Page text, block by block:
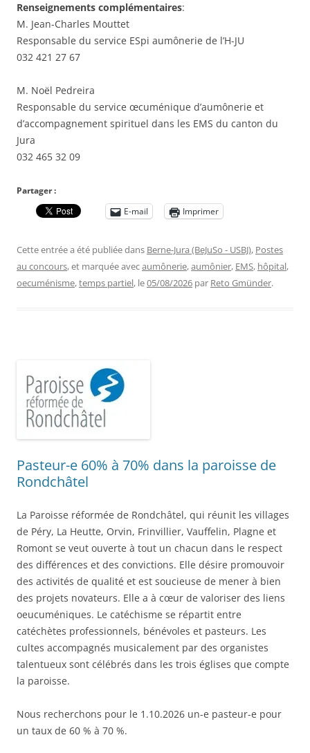
Renseignements complémentaires:
M. Jean-Charles Mouttet
Responsable du service ESpi aumônerie de l’H-JU
032 421 27 67
M. Noël Pedreira
Responsable du service œcuménique d’aumônerie et
d’accompagnement spirituel dans les EMS du canton du
Jura
032 465 32 09
Partager :
E-mail
Imprimer
Cette entrée a été publiée dans Berne-Jura (BeJuSo - USBJ), Postes
au concours, et marquée avecaumônerie,aumônier, EMS, hôpital,
oecuménisme,temps partiel, le05/08/2026 par Reto Gmünder.
Pasteur-e 60% à 70% dans la paroisse de
Rondchâtel
La Paroisse réformée de Rondchâtel, qui réunit les villages
de Péry, La Heutte, Orvin, Frinvillier, Vauffelin, Plagne et
Romont se veut ouverte à tout un chacun dans le respect
des différences et des convictions. Elle désire promouvoir
des activités de qualité et est soucieuse de mener à bien
des projets novateurs. Elle a à cœur de valoriser des liens
oeucuméniques. Le catéchisme se répartit entre
catéchètes professionnels, bénévoles et pasteurs. Les
cultes accompagnés musicalement par des organistes
talentueux sont célébrés dans les trois églises que compte
la paroisse.
Nous recherchons pour le 1.10.2026 un-e pasteur-e pour
un taux de 60 % à 70 %.